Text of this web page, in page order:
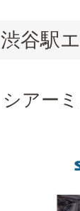
渋谷駅
シアー